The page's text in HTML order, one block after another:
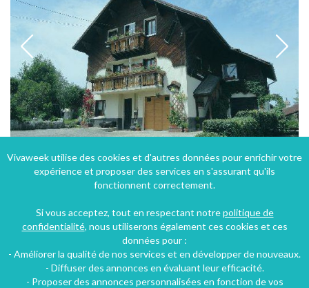
Gîte
2 chambres 5 personnes
Vivaweek utilise des cookies et d'autres données pour enrichir votre
expérience et proposer des services en s'assurant qu'ils
fonctionnent correctement.
Si vous acceptez, tout en respectant notrepolitique de
confidentialité, nous utiliserons également ces cookies et ces
données pour :
- Améliorer la qualité de nos services et en développer de nouveaux.
- Diffuser des annonces en évaluant leur efficacité.
- Proposer des annonces personnalisées en fonction de vos